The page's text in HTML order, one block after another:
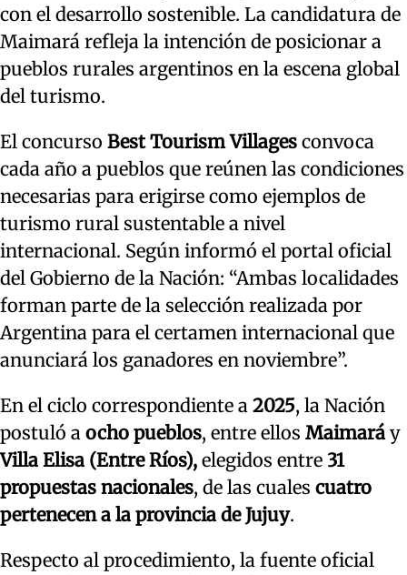
con el desarrollo sostenible. La candidatura de
Maimará refleja la intención de posicionar a
pueblos rurales argentinos en la escena global
del turismo.
El concurso Best Tourism Villages convoca
cada año a pueblos que reúnen las condiciones
necesarias para erigirse como ejemplos de
turismo rural sustentable a nivel
internacional. Según informó el portal oficial
del Gobierno de la Nación: “Ambas localidades
forman parte de la selección realizada por
Argentina para el certamen internacional que
anunciará los ganadores en noviembre”.
En el ciclo correspondiente a 2025, la Nación
postuló a ocho pueblos, entre ellos Maimará y
Villa Elisa (Entre Ríos), elegidos entre 31
propuestas nacionales, de las cuales cuatro
pertenecen a la provincia de Jujuy.
Respecto al procedimiento, la fuente oficial